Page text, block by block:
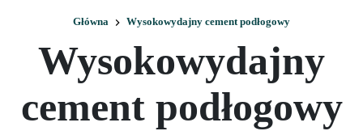
Główna Wysokowydajny cement podłogowy
Wysokowydajny
cement podłogowy